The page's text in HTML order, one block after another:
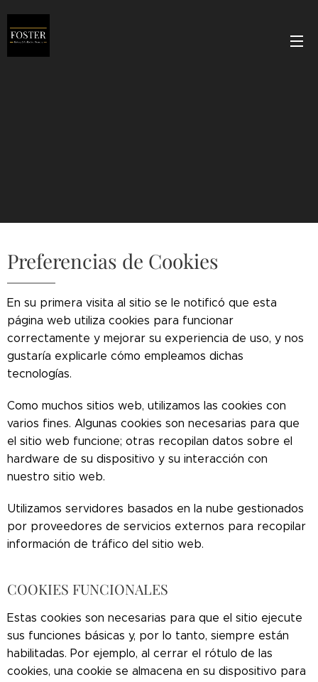
Preferencias de Cookies
En su primera visita al sitio se le notificó que esta
página web utiliza cookies para funcionar
correctamente y mejorar su experiencia de uso, y nos
gustaría explicarle cómo empleamos dichas
tecnologías.
Como muchos sitios web, utilizamos las cookies con
varios fines. Algunas cookies son necesarias para que
el sitio web funcione; otras recopilan datos sobre el
hardware de su dispositivo y su interacción con
nuestro sitio web.
Utilizamos servidores basados en la nube gestionados
por proveedores de servicios externos para recopilar
información de tráfico del sitio web.
COOKIES FUNCIONALES
Estas cookies son necesarias para que el sitio ejecute
sus funciones básicas y, por lo tanto, siempre están
habilitadas. Por ejemplo, al cerrar el rótulo de las
cookies, una cookie se almacena en su dispositivo para